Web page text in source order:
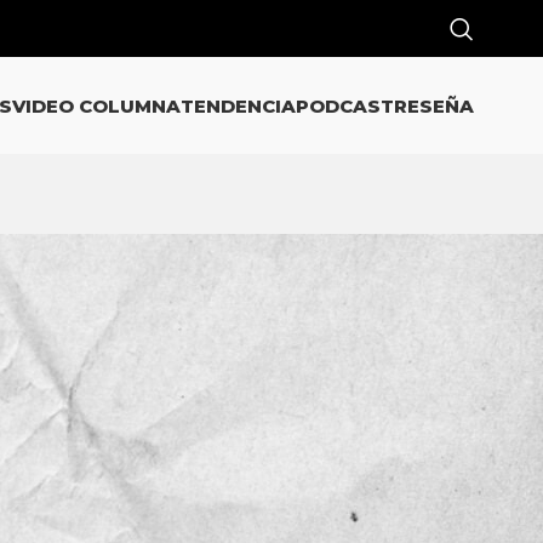
VIDEO COLUMNATENDENCIAPODCASTRESEÑA